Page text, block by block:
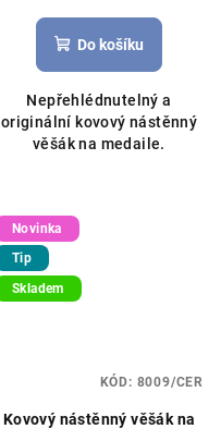
Do košíku
Nepřehlédnutelný a
originální kovový nástěnný
věšák na medaile.
Novinka
Tip
Skladem
Kovový nástěnný věšák na
KÓD: 8009/CER